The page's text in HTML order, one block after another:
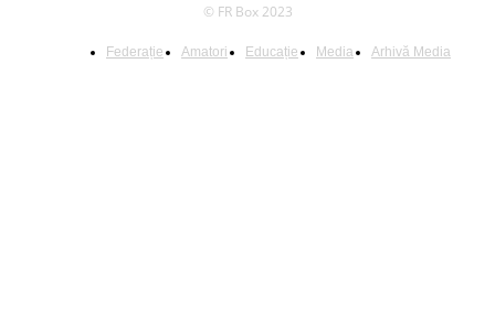
© FR Box 2023
Federație Amatori Educație Media Arhivă Media